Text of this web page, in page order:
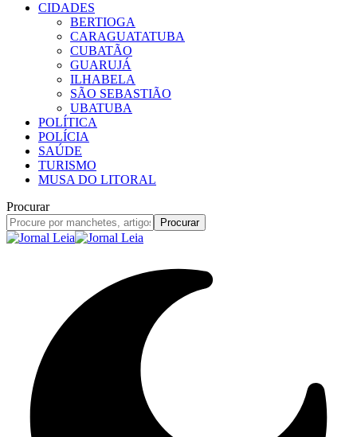
CIDADES
BERTIOGA
CARAGUATATUBA
CUBATÃO
GUARUJÁ
ILHABELA
SÃO SEBASTIÃO
UBATUBA
POLÍTICA
POLÍCIA
SAÚDE
TURISMO
MUSA DO LITORAL
Procurar